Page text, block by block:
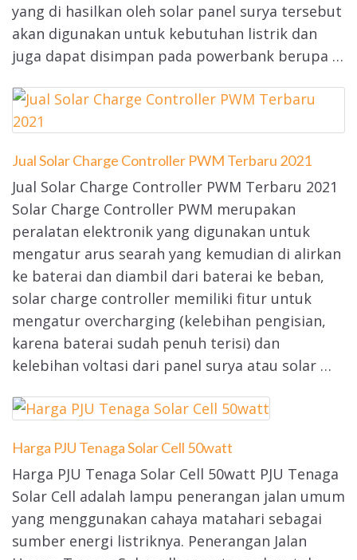
yang di hasilkan oleh solar panel surya tersebut
akan digunakan untuk kebutuhan listrik dan
juga dapat disimpan pada powerbank berupa …
Jual Solar Charge Controller PWM Terbaru 2021
Jual Solar Charge Controller PWM Terbaru 2021
Solar Charge Controller PWM merupakan
peralatan elektronik yang digunakan untuk
mengatur arus searah yang kemudian di alirkan
ke baterai dan diambil dari baterai ke beban,
solar charge controller memiliki fitur untuk
mengatur overcharging (kelebihan pengisian,
karena baterai sudah penuh terisi) dan
kelebihan voltasi dari panel surya atau solar …
Harga PJU Tenaga Solar Cell 50watt
Harga PJU Tenaga Solar Cell 50watt PJU Tenaga
Solar Cell adalah lampu penerangan jalan umum
yang menggunakan cahaya matahari sebagai
sumber energi listriknya. Penerangan Jalan